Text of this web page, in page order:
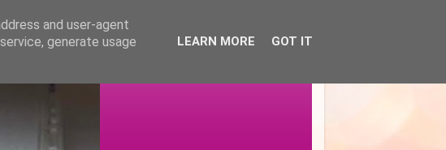
and user-agent
generate usage
LEARN MORE GOT IT